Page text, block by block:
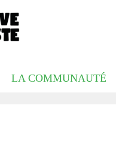
LA COMMUNAUTÉ